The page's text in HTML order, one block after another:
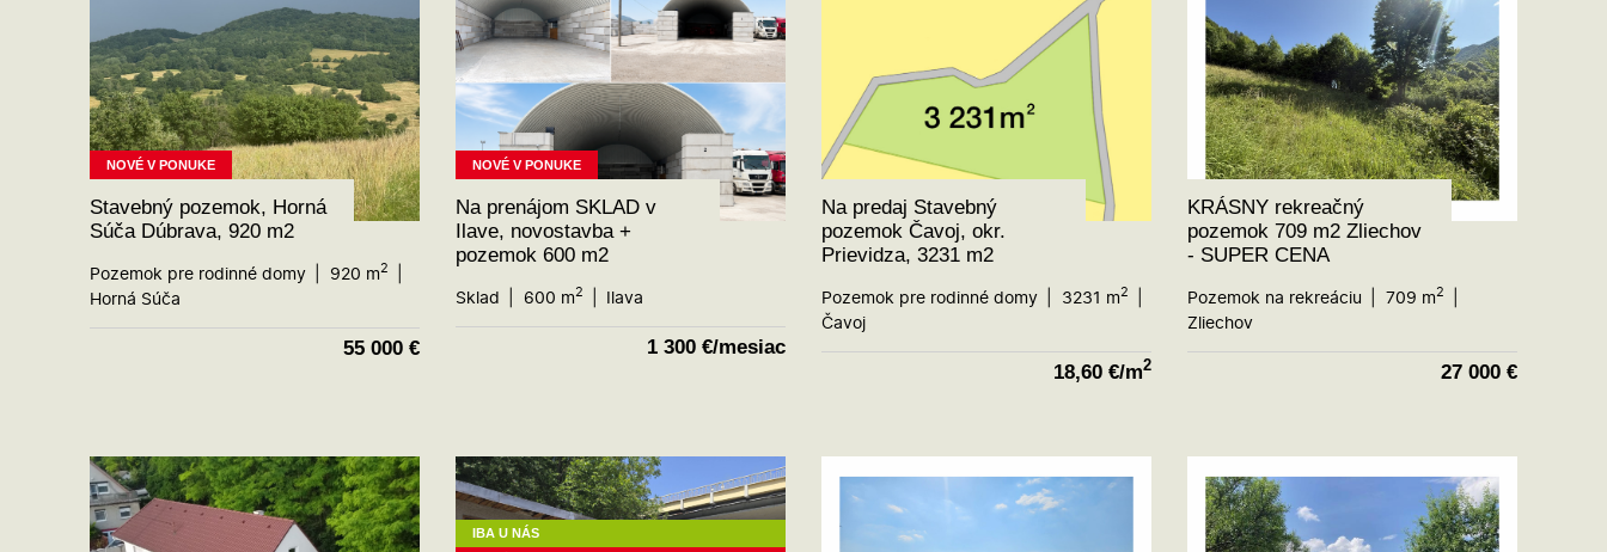
NOVÉ V PONUKE
Stavebný pozemok, Horná
Súča Dúbrava, 920 m2
Pozemok pre rodinné domy 920 m2
Horná Súča
55 000 €
NOVÉ V PONUKE
Na prenájom SKLAD v
Ilave, novostavba +
pozemok 600 m2
Sklad 600 m2 Ilava
1 300 €/mesiac
Na predaj Stavebný
pozemok Čavoj, okr.
Prievidza, 3231 m2
Pozemok pre rodinné domy 3231 m2
Čavoj
18,60 €/m2
KRÁSNY rekreačný
pozemok 709 m2 Zliechov
- SUPER CENA
Pozemok na rekreáciu 709 m2
Zliechov
27 000 €
IBA U NÁS